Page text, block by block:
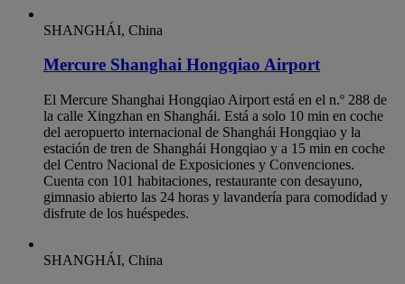
SHANGHÁI, China
Mercure Shanghai Hongqiao Airport
El Mercure Shanghai Hongqiao Airport está en el n.º 288 de
la calle Xingzhan en Shanghái. Está a solo 10 min en coche
del aeropuerto internacional de Shanghái Hongqiao y la
estación de tren de Shanghái Hongqiao y a 15 min en coche
del Centro Nacional de Exposiciones y Convenciones.
Cuenta con 101 habitaciones, restaurante con desayuno,
gimnasio abierto las 24 horas y lavandería para comodidad y
disfrute de los huéspedes.
SHANGHÁI, China